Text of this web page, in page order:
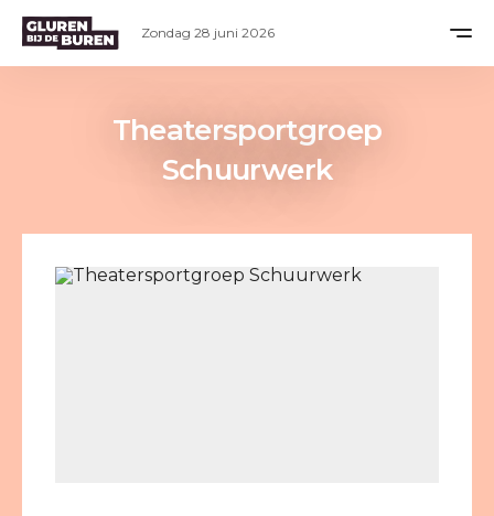
Theatersportgroep
Schuurwerk
Zondag 28 juni 2026